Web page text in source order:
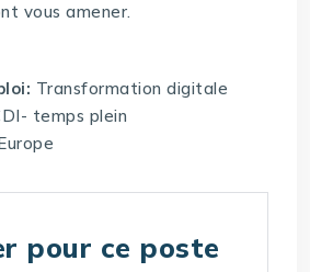
vous amener.
Transformation digitale
temps plein
pour ce poste